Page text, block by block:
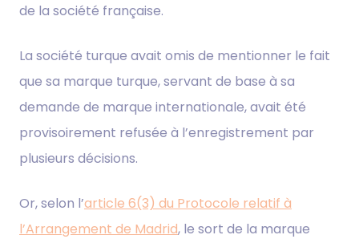
de la société française.
La société turque avait omis de mentionner le fait
que sa marque turque, servant de base à sa
demande de marque internationale, avait été
provisoirement refusée à l’enregistrement par
plusieurs décisions.
Or, selon l’article 6(3) du Protocole relatif à
l’Arrangement de Madrid, le sort de la marque